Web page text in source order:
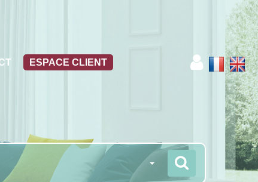
ESPACE CLIENT